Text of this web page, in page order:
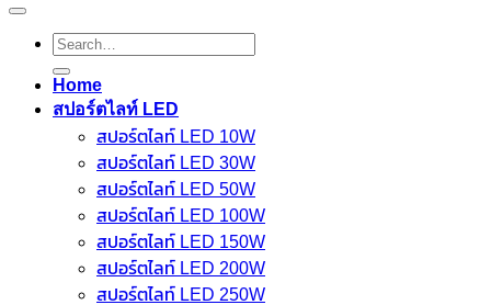
Search
for:
Home
สปอร์ตไลท์ LED
สปอร์ตไลท์ LED 10W
สปอร์ตไลท์ LED 30W
สปอร์ตไลท์ LED 50W
สปอร์ตไลท์ LED 100W
สปอร์ตไลท์ LED 150W
สปอร์ตไลท์ LED 200W
สปอร์ตไลท์ LED 250W